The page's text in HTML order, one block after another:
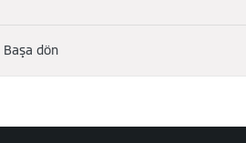
Başa dön